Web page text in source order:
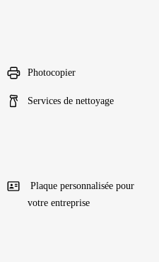
Photocopier
Services de nettoyage
Plaque personnalisée pour
votre entreprise